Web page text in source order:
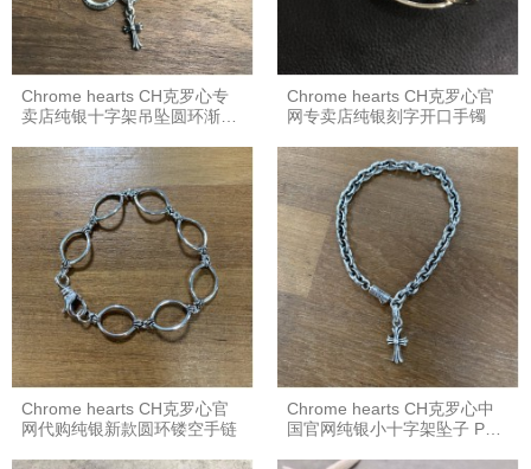
Chrome hearts CH克罗心专
卖店纯银十字架吊坠圆环渐变
Chrome hearts CH克罗心官
网专卖店纯银刻字开口手镯
Chrome hearts CH克罗心官
网代购纯银新款圆环镂空手链
Chrome hearts CH克罗心中
国官网纯银小十字架坠子 Pap